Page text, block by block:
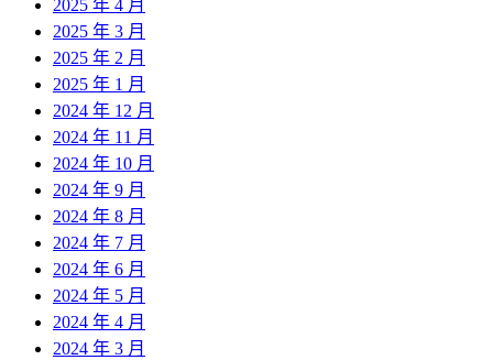
2025 年 4 月
2025 年 3 月
2025 年 2 月
2025 年 1 月
2024 年 12 月
2024 年 11 月
2024 年 10 月
2024 年 9 月
2024 年 8 月
2024 年 7 月
2024 年 6 月
2024 年 5 月
2024 年 4 月
2024 年 3 月